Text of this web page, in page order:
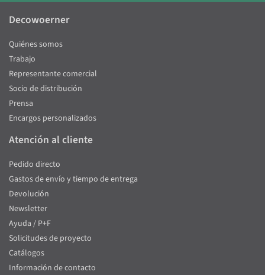
Decowoerner
Quiénes somos
Trabajo
Representante comercial
Socio de distribución
Prensa
Encargos personalizados
Atención al cliente
Pedido directo
Gastos de envío y tiempo de entrega
Devolución
Newsletter
Ayuda / P+F
Solicitudes de proyecto
Catálogos
Información de contacto